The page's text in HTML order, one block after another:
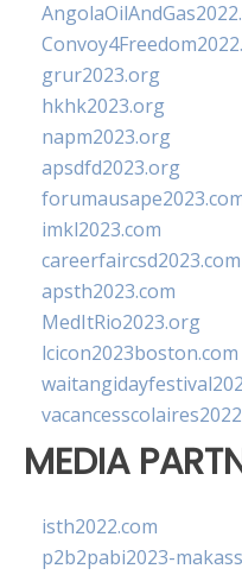
grur2023.org
hkhk2023.org
napm2023.org
apsdfd2023.org
imkl2023.com
careerfaircsd2023.com
apsth2023.com
MedItRio2023.org
lcicon2023boston.com
MEDIA
isth2022.com
p2b2pabi2023-